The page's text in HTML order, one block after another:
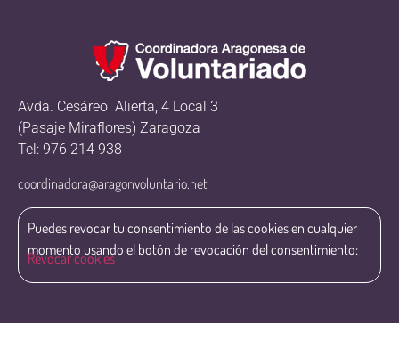
Avda. Cesáreo Alierta, 4 Local 3
(Pasaje Miraflores) Zaragoza
Tel: 976 214 938
coordinadora@aragonvoluntario.net
Puedes revocar tu consentimiento de las cookies en cualquier
momento usando el botón de revocación del consentimiento:
Revocar cookies